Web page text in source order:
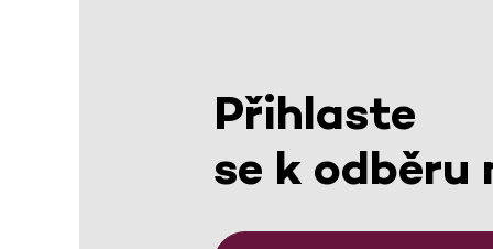
Přihlaste
se k odběru